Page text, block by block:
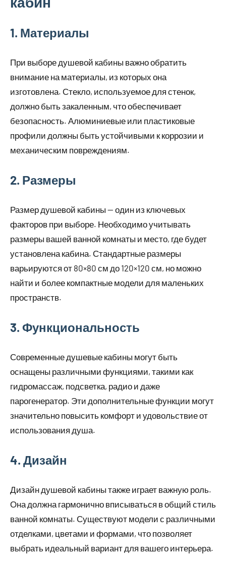
1. Материалы
При выборе душевой кабины важно обратить
внимание на материалы, из которых она
изготовлена. Стекло, используемое для стенок,
должно быть закаленным, что обеспечивает
безопасность. Алюминиевые или пластиковые
профили должны быть устойчивыми к коррозии и
механическим повреждениям.
2. Размеры
Размер душевой кабины — один из ключевых
факторов при выборе. Необходимо учитывать
размеры вашей ванной комнаты и место, где будет
установлена кабина. Стандартные размеры
варьируются от 80×80 см до 120×120 см, но можно
найти и более компактные модели для маленьких
пространств.
3. Функциональность
Современные душевые кабины могут быть
оснащены различными функциями, такими как
гидромассаж, подсветка, радио и даже
парогенератор. Эти дополнительные функции могут
значительно повысить комфорт и удовольствие от
использования душа.
4. Дизайн
Дизайн душевой кабины также играет важную роль.
Она должна гармонично вписываться в общий стиль
ванной комнаты. Существуют модели с различными
отделками, цветами и формами, что позволяет
выбрать идеальный вариант для вашего интерьера.